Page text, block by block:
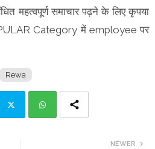
महत्वपूर्ण समाचार पढ़ने के लिए कृपया
Category में employee पर
Rewa
NEWER